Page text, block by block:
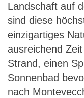
Landschaft auf
sind diese
einzigartiges
ausreichend
Strand, einen
Sonnenbad
nach